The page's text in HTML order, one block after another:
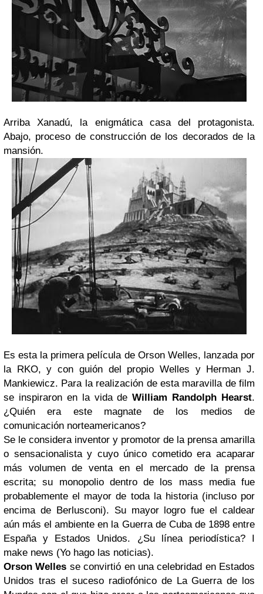
Arriba Xanadú, la enigmática casa del protagonista.
Abajo, proceso de construcción de los decorados de la
mansión.
Es esta la primera película de Orson Welles, lanzada por
la RKO, y con guión del propio Welles y Herman J.
Mankiewicz. Para la realización de esta maravilla de film
se inspiraron en la vida deWilliam Randolph Hearst.
¿Quién era este magnate de los medios de
comunicación norteamericanos?
Se le considera inventor y promotor de la prensa amarilla
o sensacionalistay cuyo único cometido era acaparar
más volumen de venta en el mercado de la prensa
escrita; su monopolio dentro de los mass mediafue
probablemente el mayor de toda la historia (incluso por
encima de Berlusconi). Su mayor logro fue el caldear
aún más el ambiente en la Guerra de Cuba de 1898 entre
España y Estados Unidos. ¿Su línea periodística?
make news (Yo hago las noticias).
Orson Welles se convirtió en una celebridad en Estados
Unidos tras el suceso radiofónico de La Guerra de los